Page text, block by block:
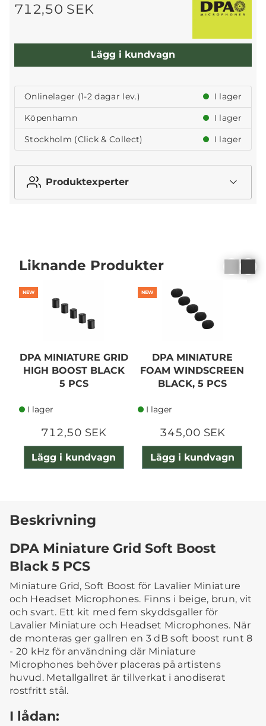
712,50 SEK
Lägg i kundvagn
Onlinelager (1-2 dagar lev.)
I lager
Köpenhamn
I lager
Stockholm (Click & Collect)
I lager
Produktexperter
Liknande Produkter
NEW
DPA MINIATURE GRID
HIGH BOOST BLACK
5 PCS
I lager
712,50 SEK
Lägg i kundvagn
NEW
DPA MINIATURE
FOAM WINDSCREEN
BLACK, 5 PCS
I lager
345,00 SEK
Lägg i kundvagn
Beskrivning
DPA Miniature Grid Soft Boost
Black 5 PCS
Miniature Grid, Soft Boost för Lavalier Miniature
och Headset Microphones. Finns i beige, brun, vit
och svart. Ett kit med fem skyddsgaller för
Lavalier Miniature och Headset Microphones. När
de monteras ger gallren en 3 dB soft boost runt 8
- 20 kHz för användning där Miniature
Microphones behöver placeras på artistens
huvud. Metallgallret är tillverkat i anodiserat
rostfritt stål.
I lådan: